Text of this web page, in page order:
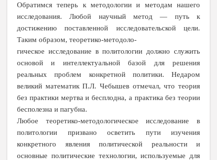
Обратимся теперь к методологии и методам нашего
исследования. Любой научный метод — путь к
достижению поставленной исследовательской цели.
Таким образом, теоретико-методоло-
гическое исследование в политологии должно служить
основой и интеллектуальной базой для решения
реальных проблем конкретной политики. Недаром
великий математик П.Л. Чебышев отмечал, что теория
без практики мертва и бесплодна, а практика без теории
бесполезна и пагубна.
Любое теоретико-методологическое исследование в
политологии призвано осветить пути изучения
конкретного явления политической реальности и
основные политические технологии, используемые для